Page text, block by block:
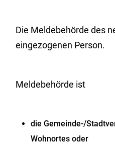
Die Meldebehörde des
eingezogenen Person.
Meldebehörde ist
die Gemeinde-/
Wohnortes oder